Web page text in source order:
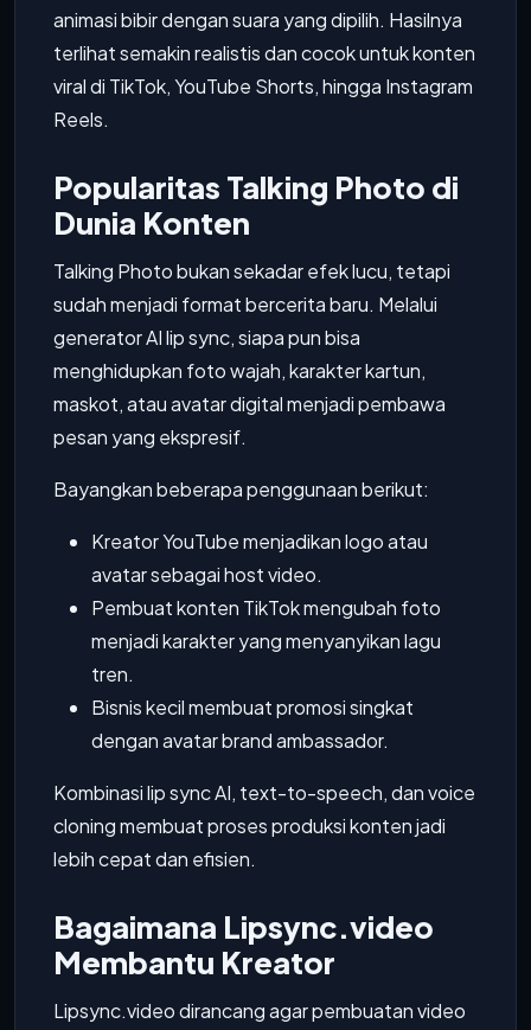
animasi bibir dengan suara yang dipilih. Hasilnya
terlihat semakin realistis dan cocok untuk konten
viral di TikTok, YouTube Shorts, hingga Instagram
Reels.
Popularitas Talking Photo di
Dunia Konten
Talking Photo bukan sekadar efek lucu, tetapi
sudah menjadi format bercerita baru. Melalui
generator AI lip sync, siapa pun bisa
menghidupkan foto wajah, karakter kartun,
maskot, atau avatar digital menjadi pembawa
pesan yang ekspresif.
Bayangkan beberapa penggunaan berikut:
Kreator YouTube menjadikan logo atau
avatar sebagai host video.
Pembuat konten TikTok mengubah foto
menjadi karakter yang menyanyikan lagu
tren.
Bisnis kecil membuat promosi singkat
dengan avatar brand ambassador.
Kombinasi lip sync AI, text-to-speech, dan voice
cloning membuat proses produksi konten jadi
lebih cepat dan efisien.
Bagaimana Lipsync.video
Membantu Kreator
Lipsync.video dirancang agar pembuatan video